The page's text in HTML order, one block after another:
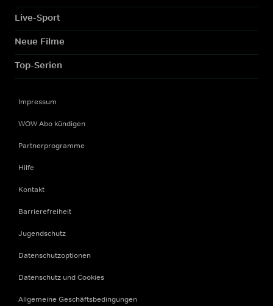
Live-Sport
Neue Filme
Top-Serien
Impressum
WOW Abo kündigen
Partnerprogramme
Hilfe
Kontakt
Barrierefreiheit
Jugendschutz
Datenschutzoptionen
Datenschutz und Cookies
Allgemeine Geschäftsbedingungen